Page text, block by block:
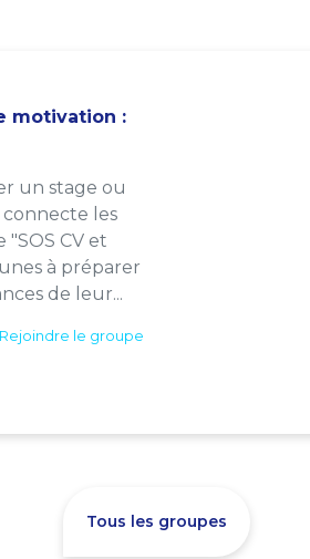
motivation :
un stage ou
connecte les
CV et
à préparer
de leur...
Rejoindre le groupe
Tous les groupes